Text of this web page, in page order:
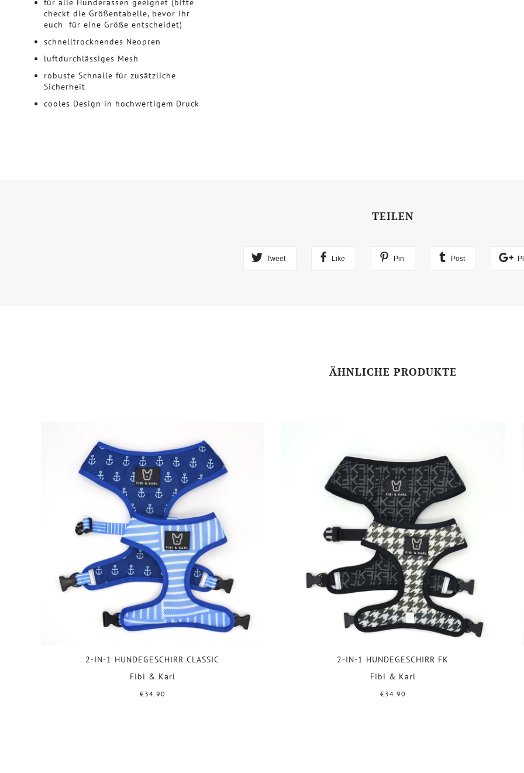
checkt die Größentabelle, bevor ihr
euch für eine Größe entscheidet)
schnelltrocknendes Neopren
luftdurchlässiges Mesh
robuste Schnalle für zusätzliche
Sicherheit
cooles Design in hochwertigem Druck
TEILEN
Tweet Like Pin Post
ÄHNLICHE PRODUKTE
2-IN-1 HUNDEGESCHIRR CLASSIC
Fibi & Karl
€34.90
2-IN-1 HUNDEGESCHIRR FK
Fibi & Karl
€34.90